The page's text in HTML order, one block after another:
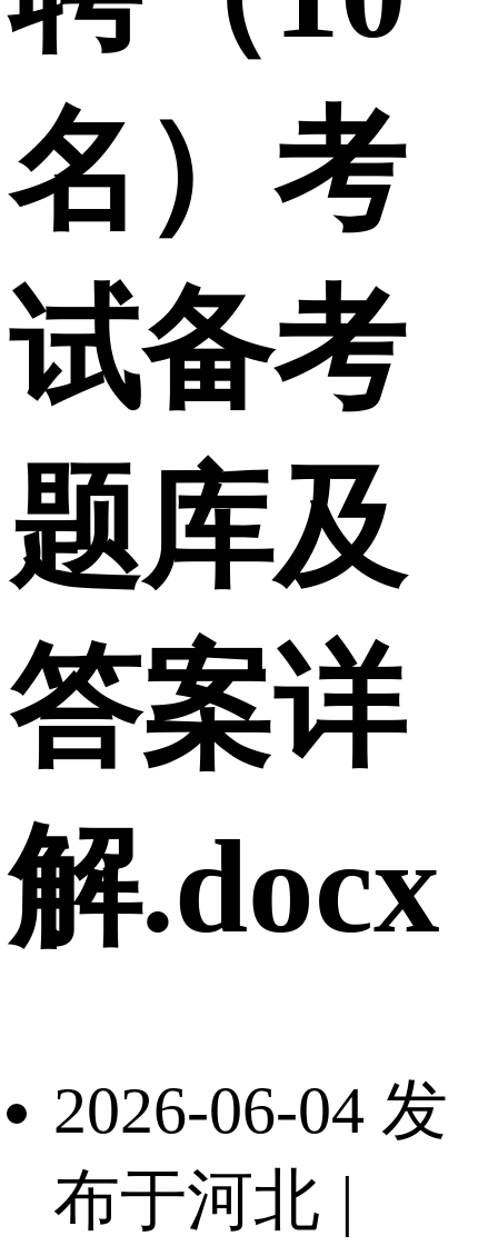
名）考
试备考
题库及
答案详
解.docx
2026-06-04 发
布于河北 |